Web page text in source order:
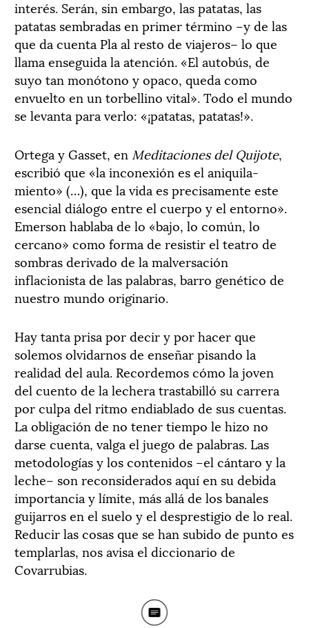
interés. Serán, sin embargo, las patatas, las
patatas sembradas en primer término –y de las
que da cuenta Pla al resto de viajeros– lo que
llama enseguida la atención. «El autobús, de
suyo tan monótono y opaco, queda como
envuelto en un torbellino vital». Todo el mundo
se levanta para verlo: «¡patatas, patatas!».
Ortega y Gasset, en Meditaciones del Quijote,
escribió que «la inconexión es el aniquila-
miento» (…), que la vida es precisamente este
esencial diálogo entre el cuerpo y el entorno».
Emerson hablaba de lo «bajo, lo común, lo
cercano» como forma de resistir el teatro de
sombras derivado de la malversación
inflacionista de las palabras, barro genético de
nuestro mundo originario.
Hay tanta prisa por decir y por hacer que
solemos olvidarnos de enseñar pisando la
realidad del aula. Recordemos cómo la joven
del cuento de la lechera trastabilló su carrera
por culpa del ritmo endiablado de sus cuentas.
La obligación de no tener tiempo le hizo no
darse cuenta, valga el juego de palabras. Las
metodologías y los contenidos –el cántaro y la
leche– son reconsiderados aquí en su debida
importancia y límite, más allá de los banales
guijarros en el suelo y el desprestigio de lo real.
Reducir las cosas que se han subido de punto es
templarlas, nos avisa el diccionario de
Covarrubias.